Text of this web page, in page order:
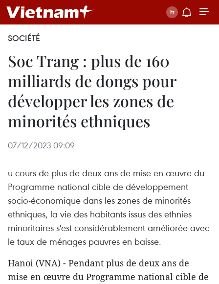
SOCIÉTÉ
Soc Trang : plus de 160
milliards de dongs pour
développer les zones de
minorités ethniques
07/12/2023 09:09
u cours de plus de deux ans de mise en œuvre du
Programme national cible de développement
socio-économique dans les zones de minorités
ethniques, la vie des habitants issus des ethnies
minoritaires s'est considérablement améliorée avec
le taux de ménages pauvres en baisse.
Hanoi (VNA) - Pendant plus de deux ans de
mise en œuvre du Programme national cible de